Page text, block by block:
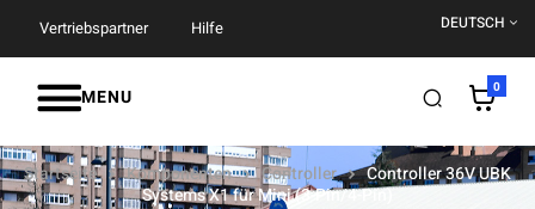
Vertriebspartner Hilfe DEUTSCH
MENU 0
Startseite Komponenten Controller
Controller 36V UBK
Systems X1 für Mini (3-Pin/4-Pin)